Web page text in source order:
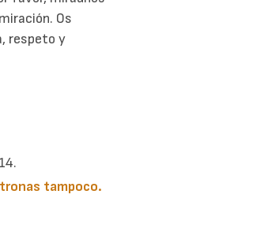
Os
respeto y
tampoco.